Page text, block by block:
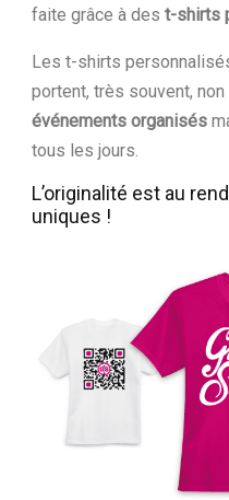
faite grâce à des t-shirts
Les t-shirts
portent, très souvent,
événements organisés
tous les jours.
L’originalité est au
uniques !